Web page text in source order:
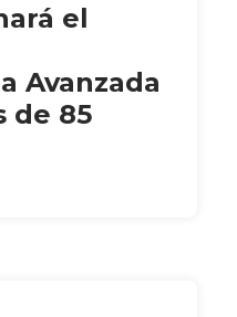
el
Avanzada
de 85